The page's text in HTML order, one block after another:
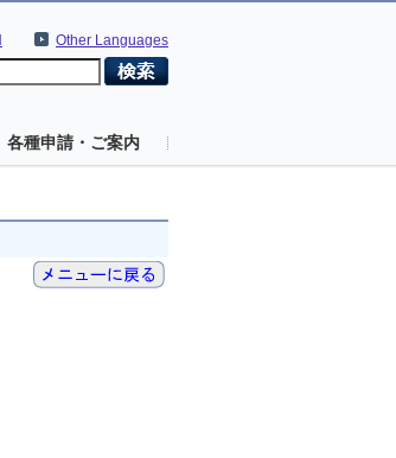
Other Languages
各種申請・ご案内